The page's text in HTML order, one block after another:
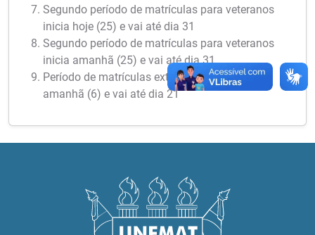
Segundo período de matrículas para veteranos
inicia hoje (25) e vai até dia 31
Segundo período de matrículas para veteranos
inicia amanhã (25) e vai até dia 31
Período de matrículas extraordinárias inicia
amanhã (6) e vai até dia 21